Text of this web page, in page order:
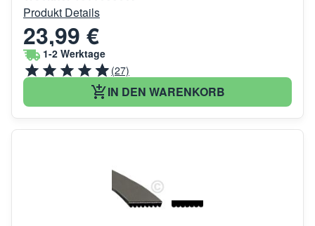
Produkt Details
23,99 €
1-2 Werktage
(27)
IN DEN WARENKORB